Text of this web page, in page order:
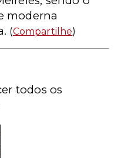
moderna
(Compartilhe)
todos os